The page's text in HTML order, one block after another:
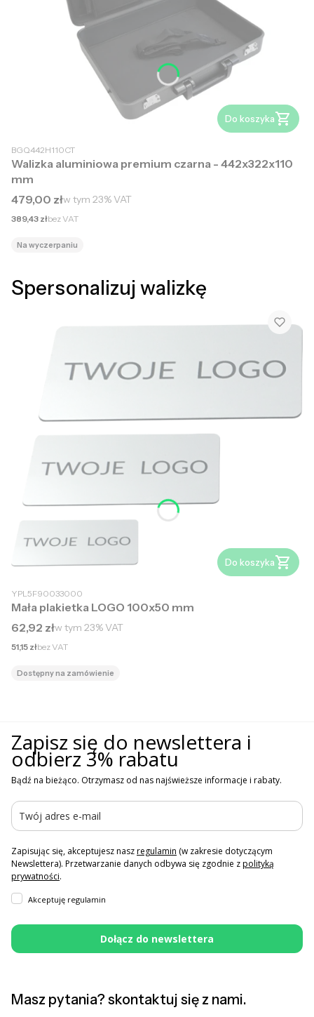
Do koszyka
BGQ442H110CT
Walizka aluminiowa premium czarna - 442x322x110
mm
Cena brutto
479,00 złw tym 23%VAT
Cena netto
389,43 złbez VAT
Na wyczerpaniu
Spersonalizuj walizkę
Do koszyka
YPL5F90033000
Mała plakietka LOGO 100x50 mm
Cena brutto
62,92 złw tym 23%VAT
Cena netto
51,15 złbez VAT
Dostępny na zamówienie
Zapisz się do newslettera i
odbierz 3% rabatu
Bądź na bieżąco. Otrzymasz od nas najświeższe informacje i rabaty.
Zapisując się, akceptujesz naszregulamin (w zakresie dotyczącym
Newslettera). Przetwarzanie danych odbywa się zgodnie zpolityką
prywatności.
Akceptuję regulamin
Dołącz do newslettera
Masz pytania? skontaktuj się z nami.